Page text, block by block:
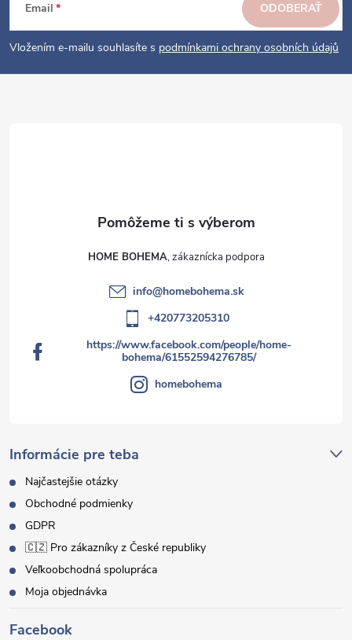
e
Email
Vložením e-mailu souhlasíte s podmínkami ochrany osobních údajů
ODOBERAŤ
Informácie pre teba
Najčastejšie otázky
Obchodné podmienky
GDPR
🇨🇿 Pro zákazníky z České republiky
Veľkoobchodná spolupráca
Moja objednávka
HOME BOHEMA
info@homebohema.sk
+420773205310
https://www.facebook.com/people/home-
bohema/61552594276785/
homebohema
Facebook